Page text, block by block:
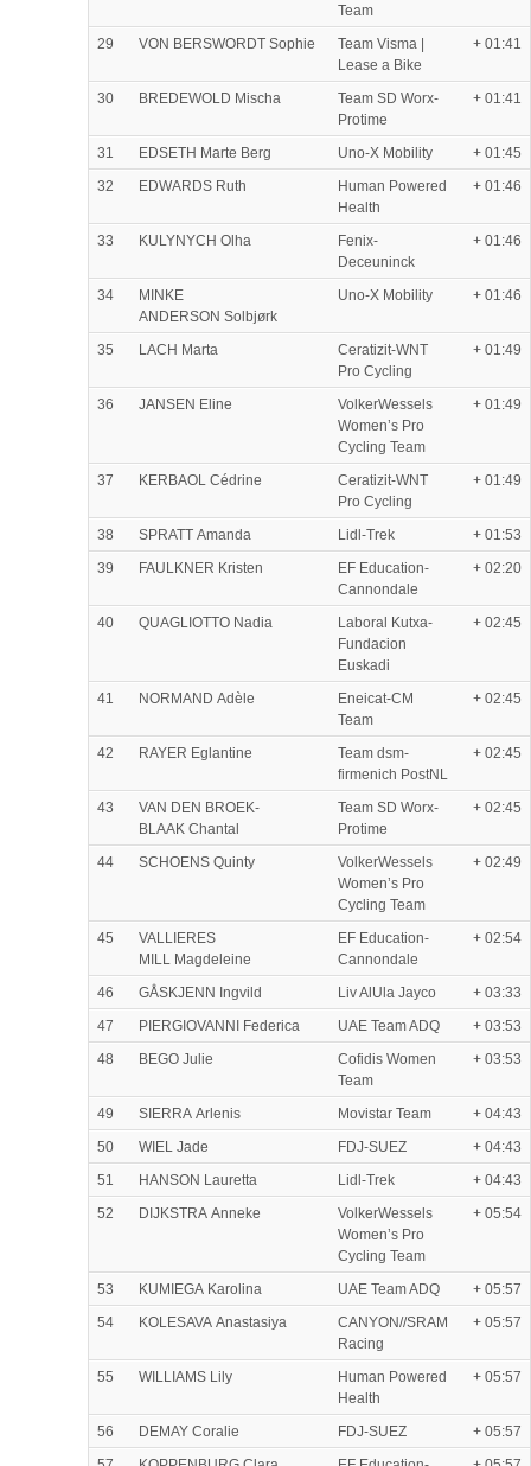
Team
29 VON BERSWORDT Sophie
Team Visma |
Lease a Bike
+ 01:41
30 BREDEWOLD Mischa
Team SD Worx-
Protime
+ 01:41
31 EDSETH Marte Berg Uno-X Mobility
+ 01:45
32
EDWARDS Ruth
Human Powered
Health
+ 01:46
33 KULYNYCH Olha
Fenix-
Deceuninck
+ 01:46
34
MINKE
ANDERSON Solbjørk
Uno-X Mobility + 01:46
35 LACH Marta
Ceratizit-WNT
Pro Cycling
+ 01:49
36 JANSEN Eline
VolkerWessels
Women’s Pro
Cycling Team
+ 01:49
37 KERBAOL Cédrine
Ceratizit-WNT
Pro Cycling
+ 01:49
38 SPRATT Amanda Lidl-Trek
+ 01:53
39
FAULKNER Kristen
EF Education-
Cannondale
+ 02:20
40 QUAGLIOTTO Nadia
Laboral Kutxa-
Fundacion
Euskadi
+ 02:45
41 NORMAND Adèle
Eneicat-CM
Team
+ 02:45
42 RAYER Eglantine
Team dsm-
firmenich PostNL
+ 02:45
43
VAN DEN BROEK-
BLAAK Chantal
Team SD Worx-
Protime
+ 02:45
44 SCHOENS Quinty
VolkerWessels
Women’s Pro
Cycling Team
+ 02:49
45
VALLIERES
MILL Magdeleine
EF Education-
Cannondale
+ 02:54
46 GÅSKJENN Ingvild Liv AlUla Jayco
+ 03:33
47
PIERGIOVANNI Federica UAE Team ADQ
+ 03:53
48
BEGO Julie
Cofidis Women
Team
+ 03:53
49 SIERRA Arlenis Movistar Team
+ 04:43
50
WIEL Jade FDJ-SUEZ
+ 04:43
51
HANSON Lauretta Lidl-Trek
+ 04:43
52
DIJKSTRA Anneke
VolkerWessels
Women’s Pro
Cycling Team
+ 05:54
53 KUMIEGA Karolina UAE Team ADQ
+ 05:57
54
KOLESAVA Anastasiya
CANYON//SRAM
Racing
+ 05:57
55 WILLIAMS Lily
Human Powered
Health
+ 05:57
56 DEMAY Coralie FDJ-SUEZ
+ 05:57